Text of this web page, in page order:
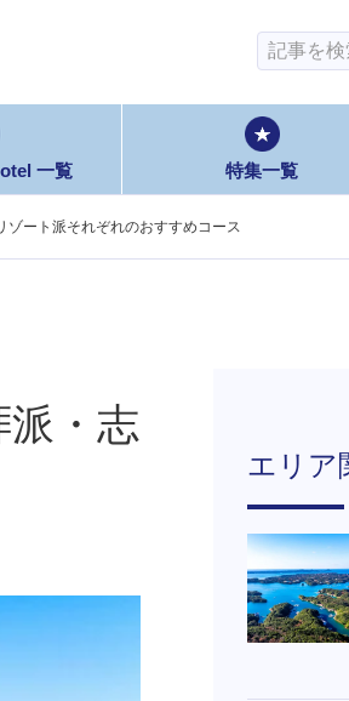
一覧 特集一覧
ゾート派それぞれのおすすめコース
派・志
エリア